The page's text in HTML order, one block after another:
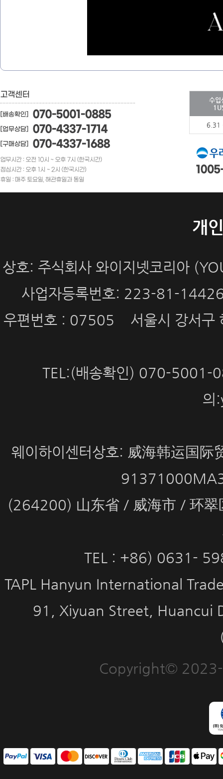
수입
6.31
개
상호: 주식회사 와이지넷코리아
사업자등록번호: 223-81-
우편번호 : 07505 서울시 강서구
TEL:(배송확인) 070-
의
웨이하이센터상호: 威海韩运国
(264200) 山东省 / 威海市 / 环
TEL : +86) 0631-
TAPL Hanyun International
91, Xiyuan Street, Huancui
Copyright©